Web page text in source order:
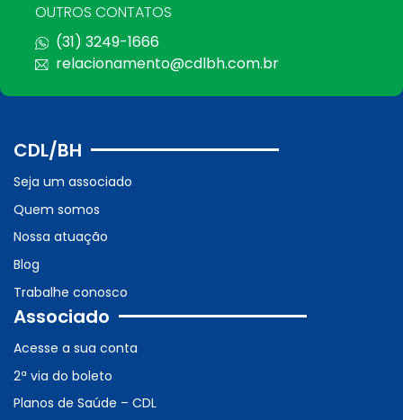
OUTROS CONTATOS
(31) 3249-1666
relacionamento@cdlbh.com.br
CDL/BH
Seja um associado
Quem somos
Nossa atuação
Blog
Trabalhe conosco
Associado
Acesse a sua conta
2ª via do boleto
Planos de Saúde – CDL